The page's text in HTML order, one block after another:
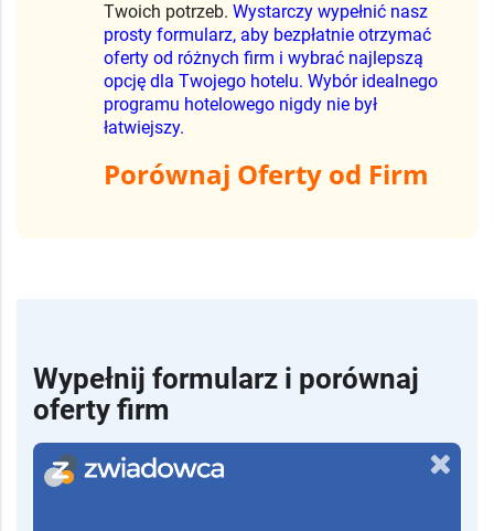
Twoich potrzeb. Wystarczy wypełnić nasz
prosty formularz, aby bezpłatnie otrzymać
oferty od różnych firm i wybrać najlepszą
opcję dla Twojego hotelu. Wybór idealnego
programu hotelowego nigdy nie był
łatwiejszy.
Porównaj Oferty od Firm
Wypełnij formularz i porównaj
oferty firm